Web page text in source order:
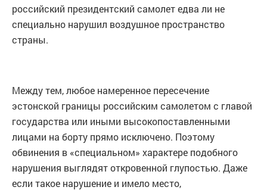
российский президентский самолет едва ли не
специально нарушил воздушное пространство
страны.
Между тем, любое намеренное пересечение
эстонской границы российским самолетом с главой
государства или иными высокопоставленными
лицами на борту прямо исключено. Поэтому
обвинения в «специальном» характере подобного
нарушения выглядят откровенной глупостью. Даже
если такое нарушение и имело место,